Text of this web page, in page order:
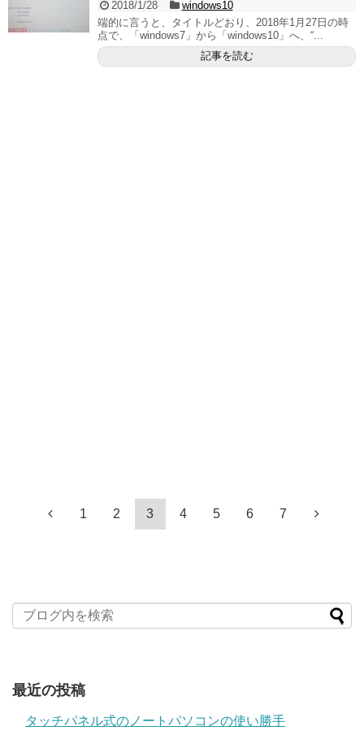
2018/1/28
windows10
端的に言うと、タイトルどおり、2018年1月27日の時
点で、「windows7」から「windows10」へ、“...
記事を読む
1 2 3 4 5 6 7
最近の投稿
タッチパネル式のノートパソコンの使い勝手